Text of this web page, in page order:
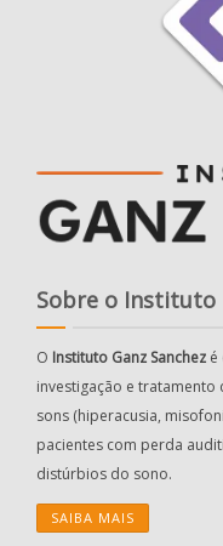
Sobre o Instituto
O Instituto Ganz Sanchez é
investigação e
sons (hiperacusia,
pacientes com perda
distúrbios do sono.
SAIBA MAIS